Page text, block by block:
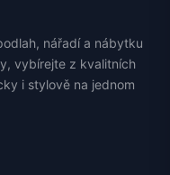
nářadí a nábytku
vybírejte z kvalitních
i stylově na jednom